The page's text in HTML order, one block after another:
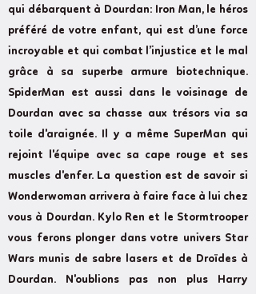
qui débarquent à Dourdan: Iron Man, le héros
préféré de votre enfant, qui est d’une force
incroyable et qui combat l’injustice et le mal
grâce à sa superbe armure biotechnique.
SpiderMan est aussi dans le voisinage de
Dourdan avec sa chasse aux trésors via sa
toile d'araignée. Il y a même SuperMan qui
rejoint l'équipe avec sa cape rouge et ses
muscles d'enfer. La question est de savoir si
Wonderwoman arrivera à faire face à lui chez
vous à Dourdan. Kylo Ren et le Stormtrooper
vous ferons plonger dans votre univers Star
Wars munis de sabre lasers et de Droïdes à
Dourdan. N'oublions pas non plus Harry